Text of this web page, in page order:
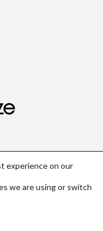
and Domus
film og mote
experience on our
we are using or switch